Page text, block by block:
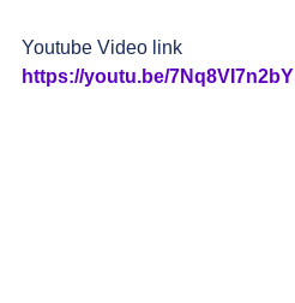
Youtube Video link
https://youtu.be/7Nq8VI7n2bY